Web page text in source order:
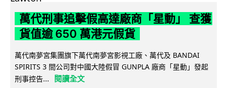
萬代刑事追擊假高達廠商「星動」 查獲
貨值逾 650 萬港元假貨
萬代南夢宮集團旗下萬代南夢宮影視工廠、萬代及 BANDAI
SPIRITS 3 間公司對中國大陸假冒 GUNPLA 廠商「星動」發起
刑事控告...
閱讀全文